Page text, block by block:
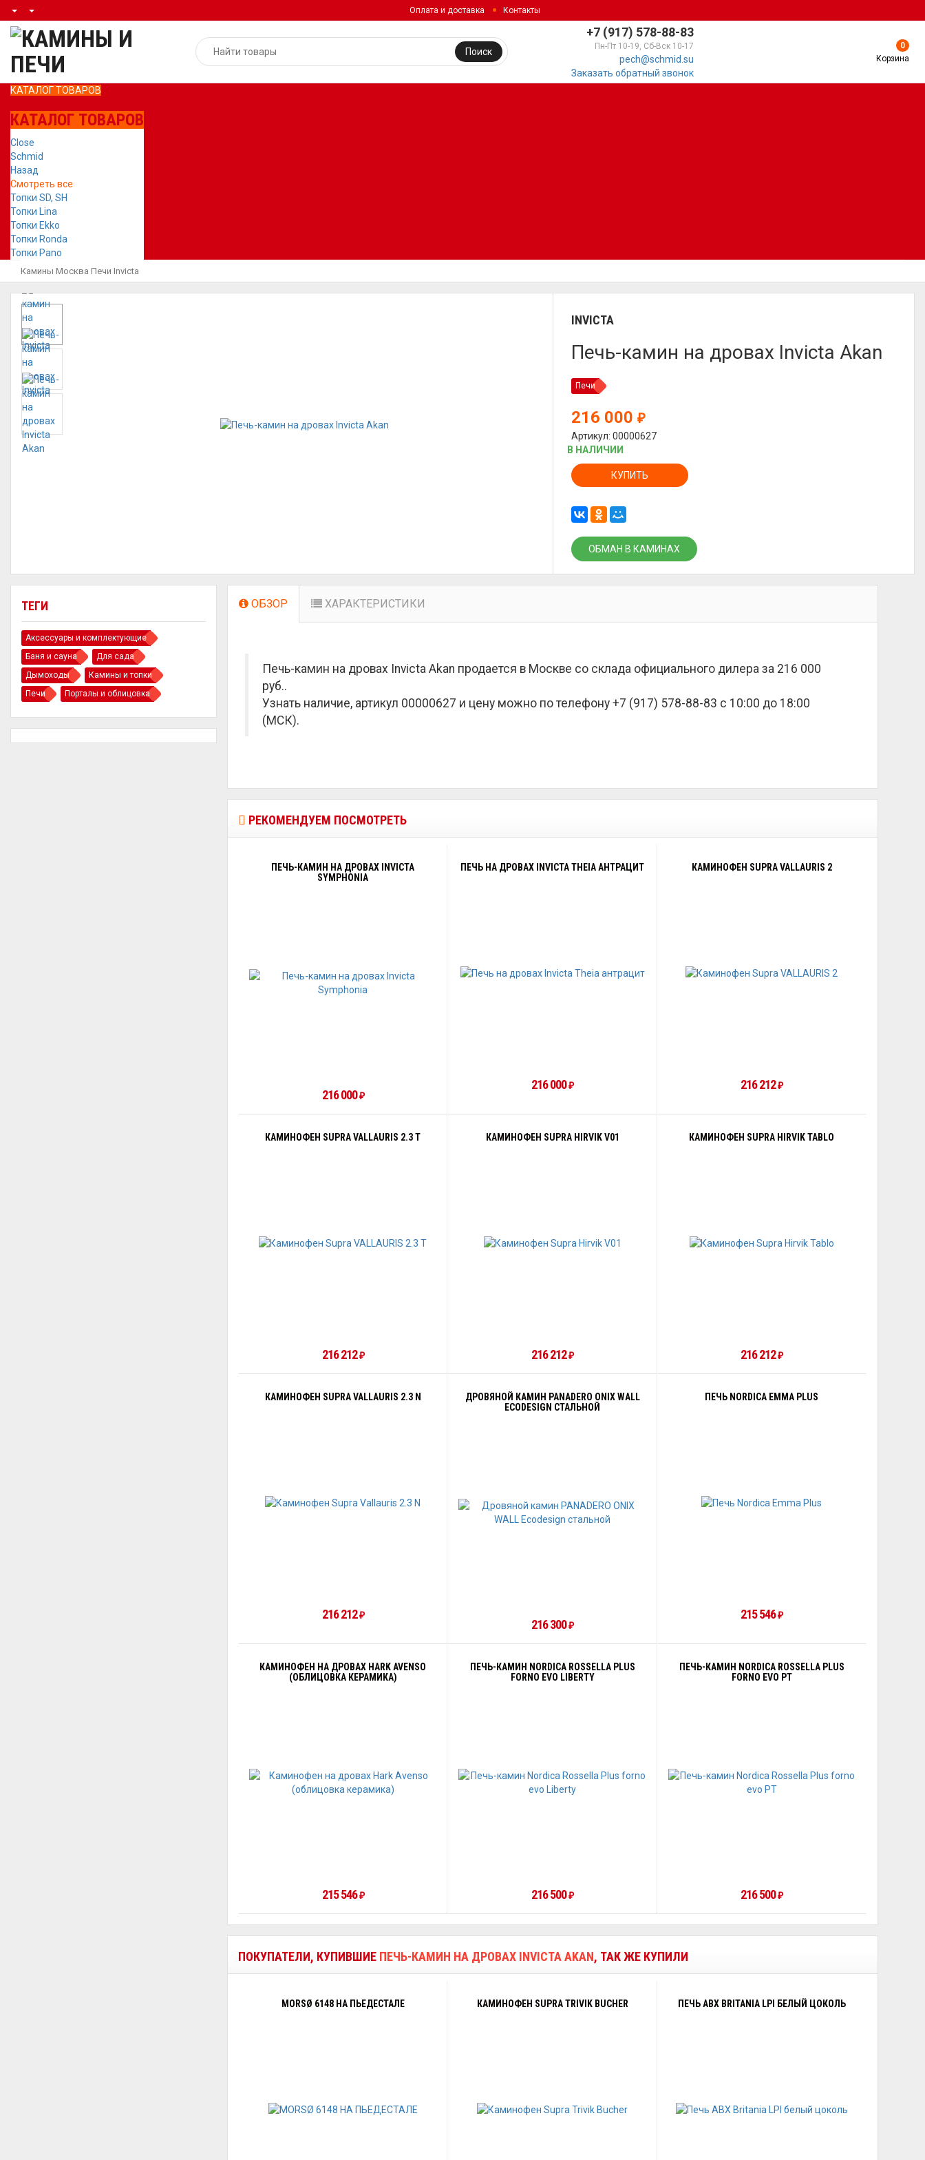
Оплата и доставка Контакты
+7 (917) 578-88-83
Пн-Пт 10-19, Сб-Вск 10-17
pech@schmid.su
Заказать обратный звонок
Поиск
0
Корзина
КАТАЛОГ ТОВАРОВ
КАТАЛОГ ТОВАРОВ
Close
Schmid
Назад
Смотреть все
Топки SD, SH
Топки Lina
Топки Ekko
Топки Ronda
Топки Pano
Камины Москва Печи Invicta
INVICTA
Печь-камин на дровах Invicta Akan
Печи
216 000₽
Артикул: 00000627
В НАЛИЧИИ
КУПИТЬ
ОБМАН В КАМИНАХ
ТЕГИ
Аксессуары и комплектующие
Баня и сауна
Для сада
Дымоходы
Камины и топки
Печи
Порталы и облицовка
ОБЗОР ХАРАКТЕРИСТИКИ
Печь-камин на дровах Invicta Akan продается в Москве со склада официального дилера за 216 000
руб..
Узнать наличие, артикул 00000627 и цену можно по телефону +7 (917) 578-88-83 с 10:00 до 18:00
(МСК).
РЕКОМЕНДУЕМ ПОСМОТРЕТЬ
ПЕЧЬ-КАМИН НА ДРОВАХ INVICTA
SYMPHONIA
216 000 ₽
ПЕЧЬ НА ДРОВАХ INVICTA THEIA АНТРАЦИТ
216 000₽
КАМИНОФЕН SUPRA VALLAURIS 2
216 212₽
КАМИНОФЕН SUPRA VALLAURIS 2.3 Т
216 212 ₽
КАМИНОФЕН SUPRA HIRVIK V01
216 212₽
КАМИНОФЕН SUPRA HIRVIK TABLO
216 212₽
КАМИНОФЕН SUPRA VALLAURIS 2.3 N
216 212 ₽
ДРОВЯНОЙ КАМИН PANADERO ONIX WALL
ECODESIGN СТАЛЬНОЙ
216 300₽
ПЕЧЬ NORDICA EMMA PLUS
215 546₽
КАМИНОФЕН НА ДРОВАХ HARK AVENSO
(ОБЛИЦОВКА КЕРАМИКА)
215 546 ₽
ПЕЧЬ-КАМИН NORDICA ROSSELLA PLUS
FORNO EVO LIBERTY
216 500₽
ПЕЧЬ-КАМИН NORDICA ROSSELLA PLUS
FORNO EVO PT
216 500₽
ПОКУПАТЕЛИ, КУПИВШИЕ ПЕЧЬ-КАМИН НА ДРОВАХ INVICTA AKAN, ТАК ЖЕ КУПИЛИ
MORSØ 6148 НА ПЬЕДЕСТАЛЕ КАМИНОФЕН SUPRA TRIVIK BUCHER ПЕЧЬ ABX BRITANIA LPI БЕЛЫЙ ЦОКОЛЬ